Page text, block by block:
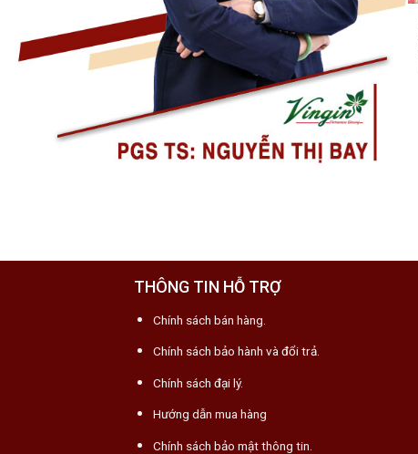
THÔNG TIN HỖ TRỢ
Chính sách bán hàng.
Chính sách bảo hành và đổi trả.
Chính sách đại lý.
Hướng dẫn mua hàng
Chính sách bảo mật thông tin.